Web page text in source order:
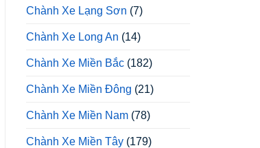
Chành Xe Lạng Sơn (7)
Chành Xe Long An (14)
Chành Xe Miền Bắc (182)
Chành Xe Miền Đông (21)
Chành Xe Miền Nam (78)
Chành Xe Miền Tây (179)